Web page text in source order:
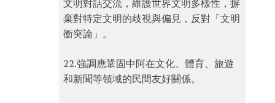
文明對話交流，維護世界文明多樣性，摒
棄對特定文明的歧視與偏見，反對「文明
衝突論」。
22.強調應鞏固中阿在文化、體育、旅遊
和新聞等領域的民間友好關係。